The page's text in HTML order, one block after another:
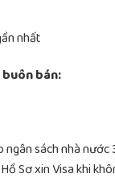
nhất
bán:
sách nhà nước
Sơ xin Visa khi